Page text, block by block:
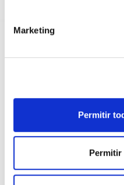
Marketing
Permitir
Permitir
EL COLEGIO DE
PUESTOS DE
DISPONIBLE LA
SOSTENIBILIDAD Y